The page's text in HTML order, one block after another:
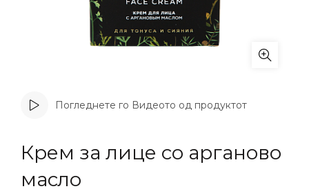
Погледнете го Видеото од продуктот
Крем за лице со арганово
масло